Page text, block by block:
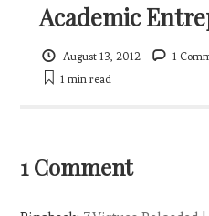
Academic
August 13, 2012 1
1 min read
1 Comment